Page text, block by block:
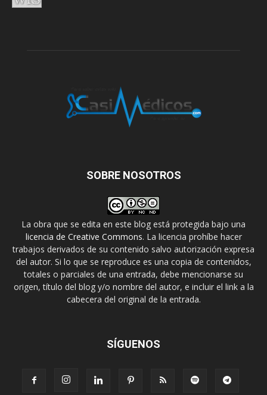
SOBRE NOSOTROS
La obra que se edita en este blog está protegida bajo una
licencia de Creative Commons. La licencia prohíbe hacer
trabajos derivados de su contenido salvo autorización expresa
del autor. Si lo que se reproduce es una copia de contenidos,
totales o parciales de una entrada, debe mencionarse su
origen, título del blog y/o nombre del autor, e incluir el link a la
cabecera del original de la entrada.
SÍGUENOS